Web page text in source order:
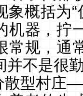
象概括为
机器，拧
常规，通
并不是很
散型村庄